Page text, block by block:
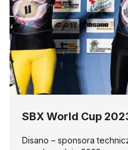
SBX World Cup
Disano – sponsora